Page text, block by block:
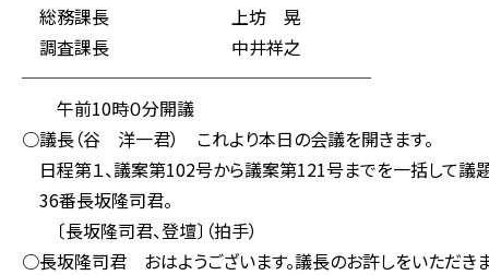
総務課長 上坊 晃
調査課長 中井祥之
────────────────────
午前10時０分開議
○議長（谷 洋一君） これより本日の会議を開きます。
日程第１、議案第102号から議案第121号までを一括して議
36番長坂隆司君。
〔長坂隆司君、登壇〕（拍手）
○長坂隆司君 おはようございます。議長のお許しをいただき